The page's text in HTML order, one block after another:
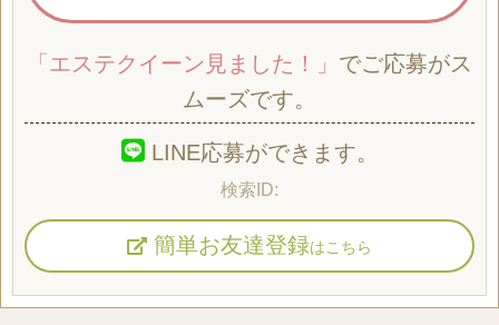
「エステクイーン見ました！」 でご応募がス
ムーズです。
LINE応募ができます。
簡単お友達登録はこちら